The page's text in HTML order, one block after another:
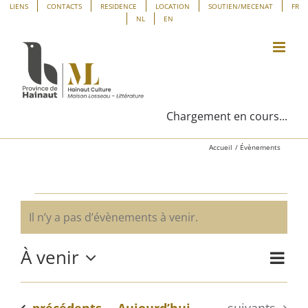
Panneau de gestion des cookies
Passer
contenu
LIENS CONTACTS RESIDENCE LOCATION SOUTIEN/MECENAT
FR
NL
EN
Chargement en cours...
Accueil Évènements
Évènements
Notice
Il n’y a pas d’évènements à venir.
Liste
À venir
Sélectionnez